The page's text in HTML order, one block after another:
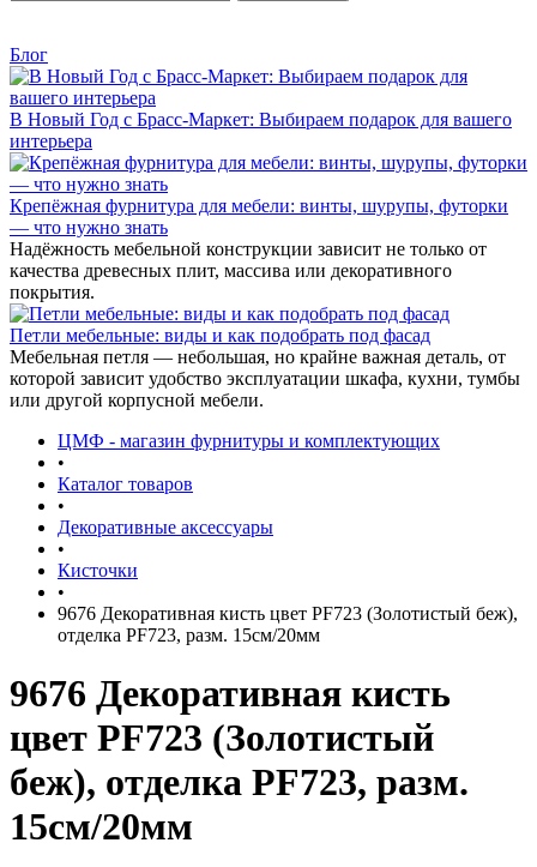
Блог
В Новый Год с Брасс-Маркет: Выбираем подарок для вашего
интерьера
Крепёжная фурнитура для мебели: винты, шурупы, футорки
— что нужно знать
Надёжность мебельной конструкции зависит не только от
качества древесных плит, массива или декоративного
покрытия.
Петли мебельные: виды и как подобрать под фасад
Мебельная петля — небольшая, но крайне важная деталь, от
которой зависит удобство эксплуатации шкафа, кухни, тумбы
или другой корпусной мебели.
ЦМФ - магазин фурнитуры и комплектующих
•
Каталог товаров
•
Декоративные аксессуары
•
Кисточки
•
9676 Декоративная кисть цвет PF723 (Золотистый беж),
отделка PF723, разм. 15см/20мм
9676 Декоративная кисть
цвет PF723 (Золотистый
беж), отделка PF723, разм.
15см/20мм